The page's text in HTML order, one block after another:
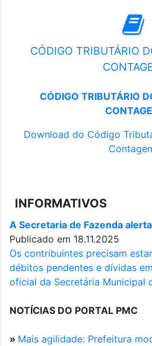
CÓDIGO TRIBUTÁRIO
CÓDIGO TRIBUTÁRIO
Download do Código
INFORMATIVOS
A Secretaria de Fazenda
Publicado em 18.11.2025
Os contribuintes precisam
débitos pendentes e dívidas
oficial da Secretária Municipal
NOTÍCIAS DO PORTAL PMC
» Mais agilidade: Prefeitura